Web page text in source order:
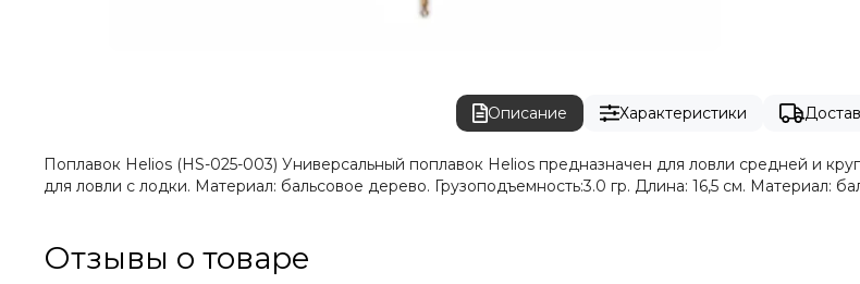
Описание Характеристики
Поплавок Helios (HS-025-003) Универсальный поплавок Helios предназначен для ловли средней и
для ловли с лодки. Материал: бальсовое дерево. Грузоподъемность:3.0 гр. Длина: 16,5 см. Материал:
Отзывы о товаре